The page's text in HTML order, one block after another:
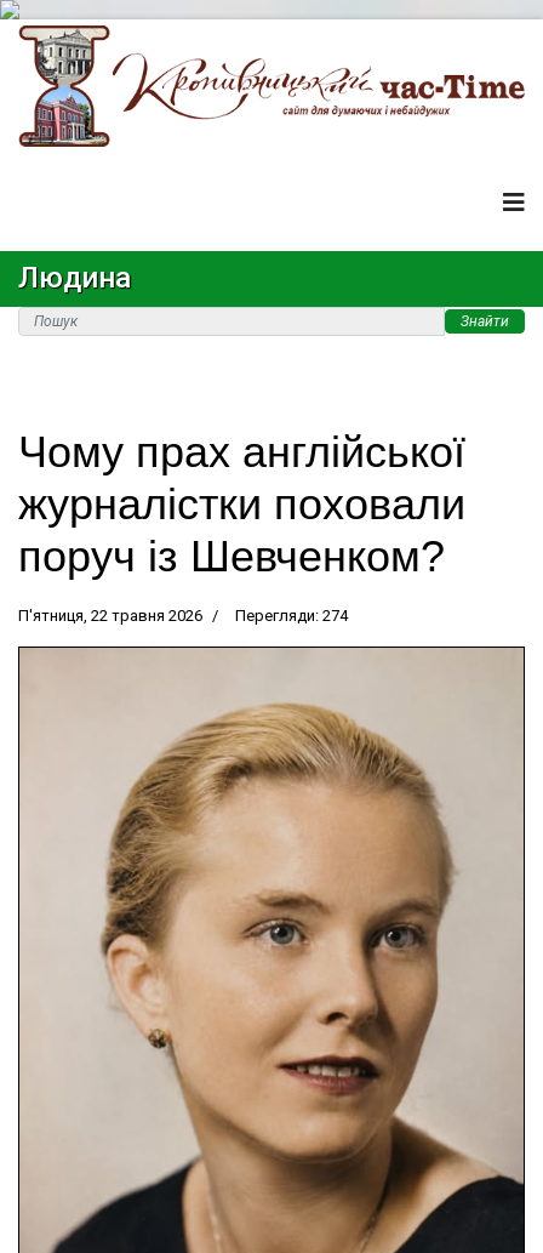
Людина
Знайти
Чому прах англійської
журналістки поховали
поруч із Шевченком?
П'ятниця, 22 травня 2026 Перегляди: 274